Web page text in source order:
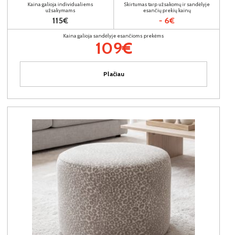
Kaina galioja individualiems
užsakymams
115€
Skirtumas tarp užsakomų ir sandėlyje
esančių prekių kainų
- 6€
Kaina galioja sandėlyje esančioms prekėms
109€
Plačiau